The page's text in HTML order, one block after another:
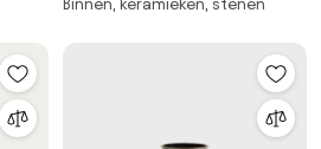
bloempot, H15cm, Lesego
Binnen, keramieken, stenen